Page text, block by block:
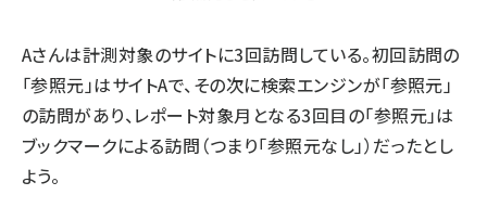
Aさんは計測対象のサイトに3回訪問している。初回訪問の
「参照元」はサイトAで、その次に検索エンジンが「参照元」
の訪問があり、レポート対象月となる3回目の「参照元」は
ブックマークによる訪問（つまり「参照元なし」）だったとし
よう。